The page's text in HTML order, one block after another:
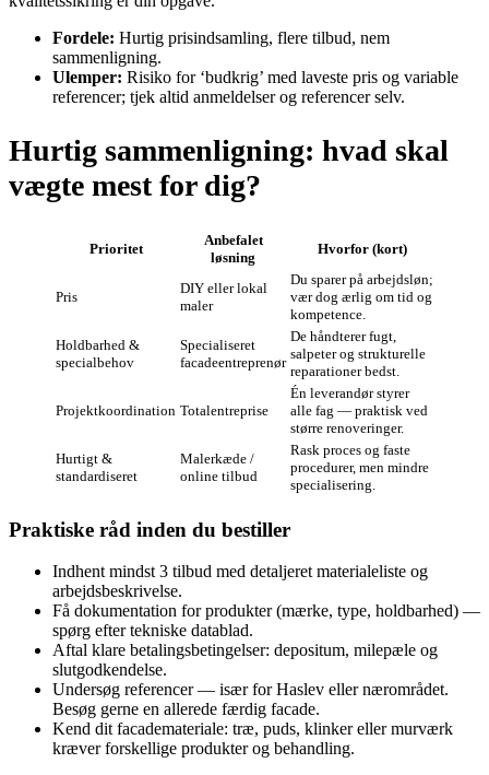
Fordele: Hurtig prisindsamling, flere tilbud, nem
sammenligning.
Ulemper: Risiko for ‘budkrig’ med laveste pris og variable
referencer; tjek altid anmeldelser og referencer selv.
Hurtig sammenligning: hvad skal
vægte mest for dig?
Prioritet
Anbefalet
løsning
Hvorfor (kort)
Pris
DIY eller lokal
maler
Du sparer på arbejdsløn;
vær dog ærlig om tid og
kompetence.
Holdbarhed &
specialbehov
Specialiseret
facadeentreprenør
De håndterer fugt,
salpeter og strukturelle
reparationer bedst.
Projektkoordination Totalentreprise
Én leverandør styrer
alle fag — praktisk ved
større renoveringer.
Hurtigt &
standardiseret
Malerkæde /
online tilbud
Rask proces og faste
procedurer, men mindre
specialisering.
Praktiske råd inden du bestiller
Indhent mindst 3 tilbud med detaljeret materialeliste og
arbejdsbeskrivelse.
Få dokumentation for produkter (mærke, type, holdbarhed) —
spørg efter tekniske datablad.
Aftal klare betalingsbetingelser: depositum, milepæle og
slutgodkendelse.
Undersøg referencer — især for Haslev eller nærområdet.
Besøg gerne en allerede færdig facade.
Kend dit facademateriale: træ, puds, klinker eller murværk
kræver forskellige produkter og behandling.